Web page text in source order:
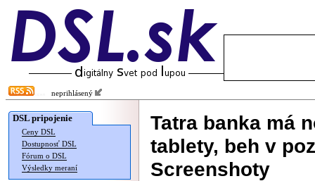
neprihlásený
DSL pripojenie
Ceny DSL
Dostupnosť DSL
Fórum o DSL
Výsledky meraní
Tatra banka má
tablety, beh v
Screenshoty